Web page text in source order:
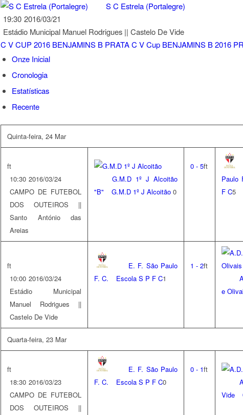
S C Estrela (Portalegre)
2016/03/21
19:30
Estádio Municipal Manuel Rodrigues || Castelo De Vide
C V CUP 2016 BENJAMINS B PRATAC V Cup BENJAMINS B 2016
Onze Inicial
Cronologia
Estatísticas
Recente
Quinta-feira, 24 Mar
ft
2016/03/24
10:30
CAMPO DE FUTEBOL
DOS OUTEIROS ||
Santo António das
Areias
G.M.D 1º J Alcoitão
"B"
G.M.D 1º J Alcoitão 0
0 - 5ft
Paulo
F C5
ft
2016/03/24
10:00
Estádio Municipal
Manuel Rodrigues ||
Castelo De Vide
E. F. São Paulo
F. C.
Escola S P F C1
1 - 2ft
e
Quarta-feira, 23 Mar
ft
2016/03/23
18:30
CAMPO DE FUTEBOL
DOS OUTEIROS ||
E. F. São Paulo
F. C.
Escola S P F C0
0 - 1ft
Vide